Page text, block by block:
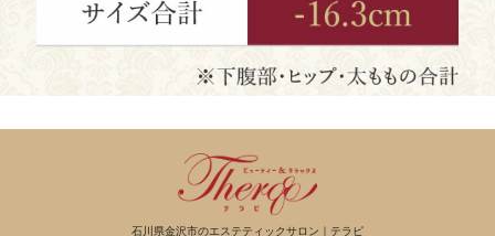
石川県金沢市のエステティックサロン｜テラピ